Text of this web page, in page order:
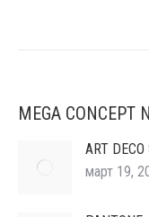
MEGA CONCEPT
ART
март 19,